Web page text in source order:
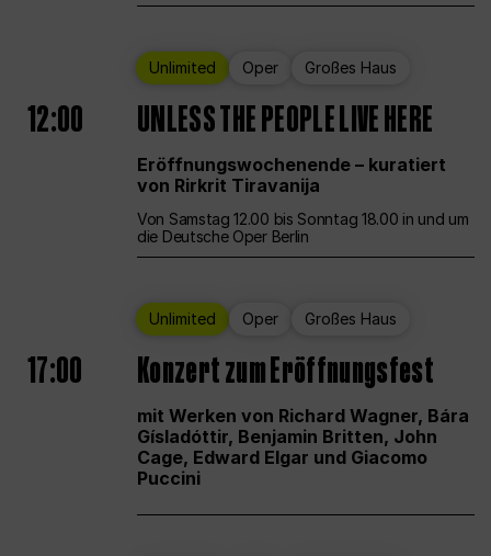
Unlimited Oper Großes Haus
12:00 UNLESS THE PEOPLE LIVE HERE
Eröffnungswochenende – kuratiert
von Rirkrit Tiravanija
Von Samstag 12.00 bis Sonntag 18.00 in und um
die Deutsche Oper Berlin
Unlimited Oper Großes Haus
17:00 Konzert zum Eröffnungsfest
mit Werken von Richard Wagner, Bára
Gísladóttir, Benjamin Britten, John
Cage, Edward Elgar und Giacomo
Puccini